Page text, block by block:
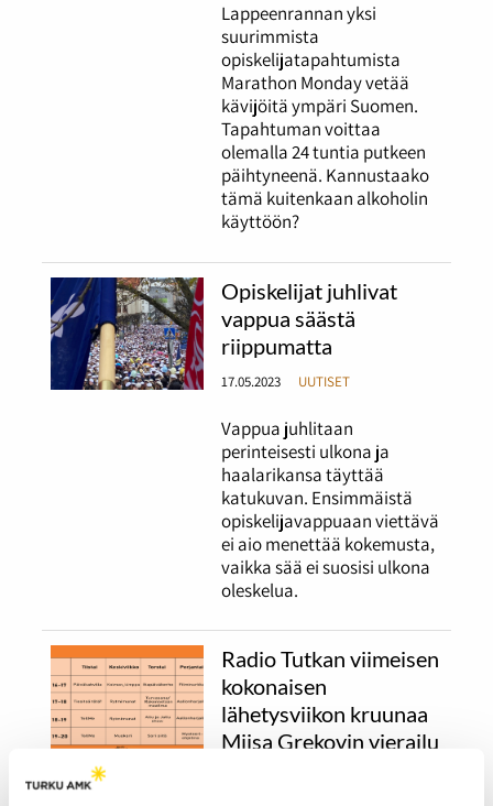
Lappeenrannan yksi
suurimmista
opiskelijatapahtumista
Marathon Monday vetää
kävijöitä ympäri Suomen.
Tapahtuman voittaa
olemalla 24 tuntia putkeen
päihtyneenä. Kannustaako
tämä kuitenkaan alkoholin
käyttöön?
Opiskelijat juhlivat
vappua säästä
riippumatta
17.05.2023 UUTISET
Vappua juhlitaan
perinteisesti ulkona ja
haalarikansa täyttää
katukuvan. Ensimmäistä
opiskelijavappuaan viettävä
ei aio menettää kokemusta,
vaikka sää ei suosisi ulkona
oleskelua.
Radio Tutkan viimeisen
kokonaisen
lähetysviikon kruunaa
Miisa Grekovin vierailu